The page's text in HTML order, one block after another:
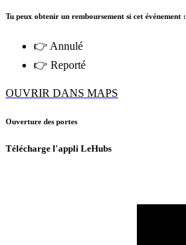
Tu peux obtenir un remboursement si cet événement :
👉 Annulé
👉 Reporté
OUVRIR DANS MAPS
Ouverture des portes
Télécharge l'appli LeHubs